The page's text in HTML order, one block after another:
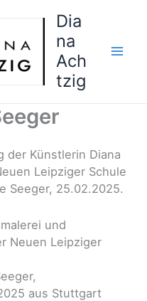
Dia
na
Ach
tzig
der Künstlerin Diana
Leipziger Schule
Seeger, 25.02.2025.
und
Neuen Leipziger
aus Stuttgart